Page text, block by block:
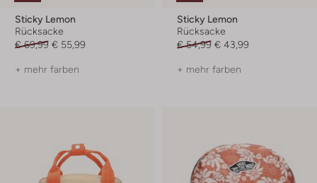
Sticky Lemon
Rücksacke
€ 69,99 € 55,99
+ mehr farben
Sticky Lemon
Rücksacke
€ 54,99 € 43,99
+ mehr farben